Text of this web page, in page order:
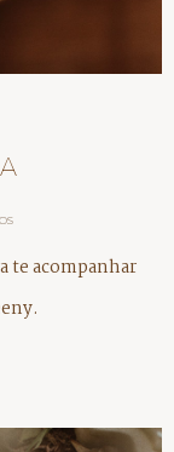
te acompanhar